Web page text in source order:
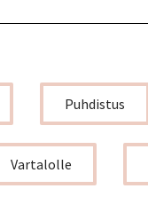
Puhdistus
Vartalolle